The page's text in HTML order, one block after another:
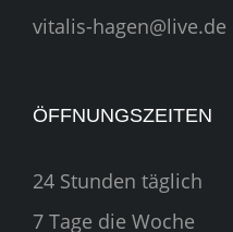
vitalis-hagen@live.de
ÖFFNUNGSZEITEN
24 Stunden täglich
7 Tage die Woche